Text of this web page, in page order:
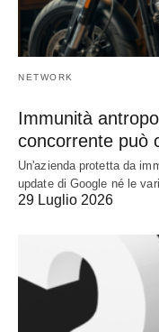
NETWORK
Immunità
concorrente può
Un'azienda protetta da
update di Google né le
29 Luglio 2026